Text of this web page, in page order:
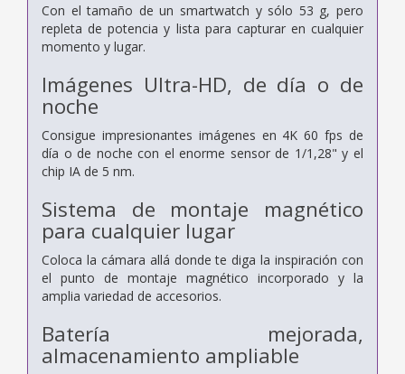
Con el tamaño de un smartwatch y sólo 53 g, pero
repleta de potencia y lista para capturar en cualquier
momento y lugar.
Imágenes Ultra-HD, de día o de
noche
Consigue impresionantes imágenes en 4K 60 fps de
día o de noche con el enorme sensor de 1/1,28" y el
chip IA de 5 nm.
Sistema de montaje magnético
para cualquier lugar
Coloca la cámara allá donde te diga la inspiración con
el punto de montaje magnético incorporado y la
amplia variedad de accesorios.
Batería mejorada,
almacenamiento ampliable